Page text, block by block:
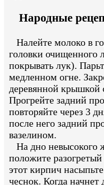
Народные
Налейте молоко в
головки очищенного
покрывать лук).
медленном огне.
деревянной крышкой
Прогрейте задний
повторяйте через 3
после него задний
вазелином.
На дно невысокого
положите
этот кирпич
чеснок. Когда начнет